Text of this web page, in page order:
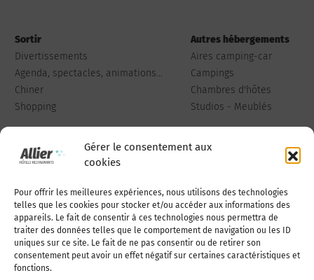
Gérer le consentement aux
cookies
Pour offrir les meilleures expériences, nous utilisons des technologies
telles que les cookies pour stocker et/ou accéder aux informations des
appareils. Le fait de consentir à ces technologies nous permettra de
traiter des données telles que le comportement de navigation ou les ID
uniques sur ce site. Le fait de ne pas consentir ou de retirer son
consentement peut avoir un effet négatif sur certaines caractéristiques et
fonctions.
Sortir
Divertissements
Agenda, spectacles, animations...
Chiner
Shopping
Autres hébergements
Aires camping-car
Campings
Chambres d'hôtes
Studios - Meublés
Qui sommes-nous Publiez votre annonce
Adhérer à l’association Nous contacter